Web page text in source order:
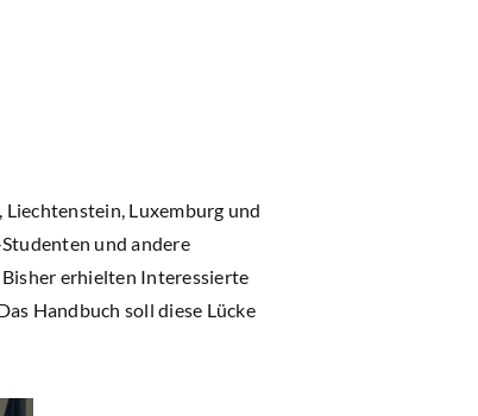
Luxemburg und
und andere
erhielten Interessierte
Handbuch soll diese Lücke